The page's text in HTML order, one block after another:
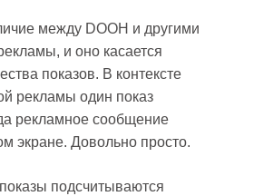
между DOOH и другими
и оно касается
показов. В контексте
рекламы один показ
рекламное сообщение
экране. Довольно просто.
подсчитываются